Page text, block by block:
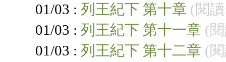
01/03 : 列王紀下 第十章 (閱
01/03 : 列王紀下 第十一章 (
01/03 : 列王紀下 第十二章 (